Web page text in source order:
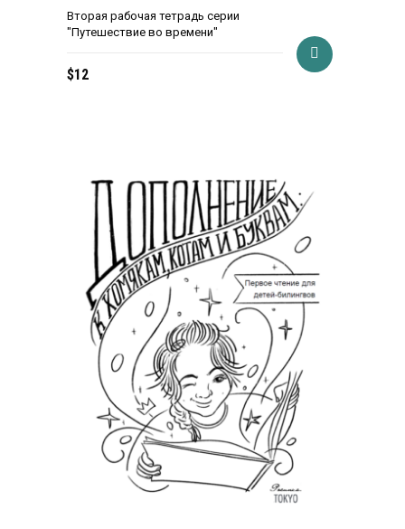
Вторая рабочая тетрадь серии
"Путешествие во времени"
$12